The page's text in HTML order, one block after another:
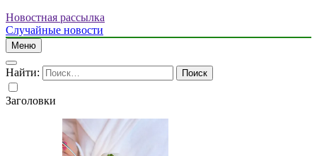
Новостная рассылка
Случайные новости
Меню
Найти:
Заголовки